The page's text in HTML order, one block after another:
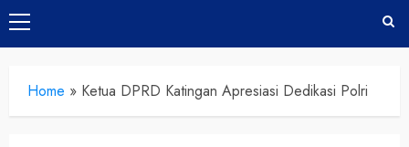
Primary
Menu
Home » Ketua DPRD Katingan Apresiasi Dedikasi Polri